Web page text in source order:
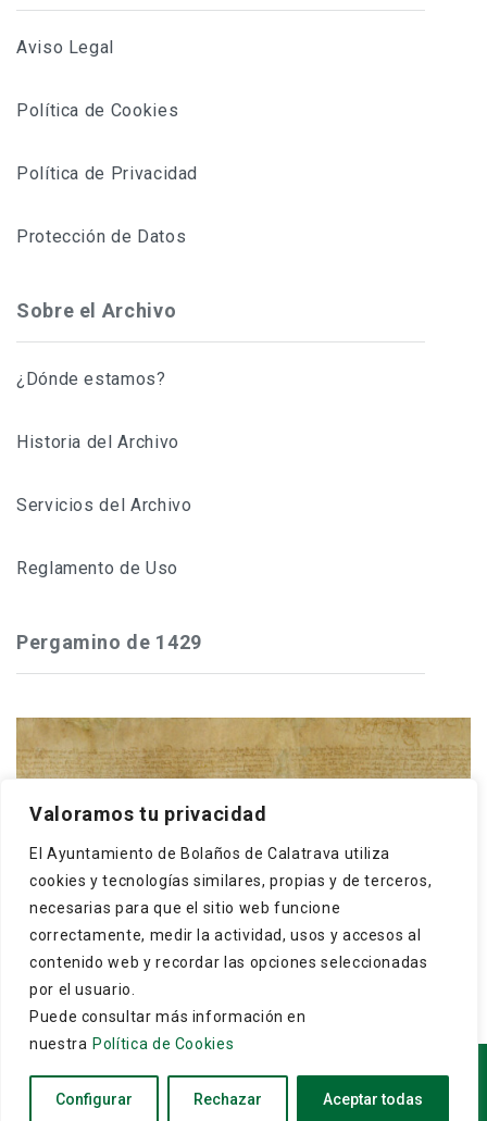
Valoramos tu privacidad
El Ayuntamiento de Bolaños de Calatrava utiliza
cookies y tecnologías similares, propias y de terceros,
necesarias para que el sitio web funcione
correctamente, medir la actividad, usos y accesos al
contenido web y recordar las opciones seleccionadas
por el usuario.
Puede consultar más información en
nuestra Política de Cookies
Configurar Rechazar Aceptar todas
Aviso Legal
Política de Cookies
Política de Privacidad
Protección de Datos
Sobre el Archivo
¿Dónde estamos?
Historia del Archivo
Servicios del Archivo
Reglamento de Uso
Pergamino de 1429
Calatrava, concede a los cristianos y moros de
Bolaños que puedan hacer una dehesa boyal en El
Monte, término ...
Copyright © 2026Archivo Municipal de Bolaños de
Calatrava
. Todos los derechos reservados.